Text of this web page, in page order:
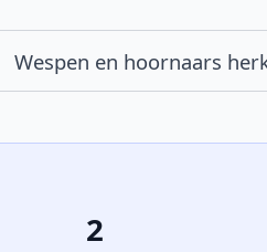
Wespen en hoornaars
2